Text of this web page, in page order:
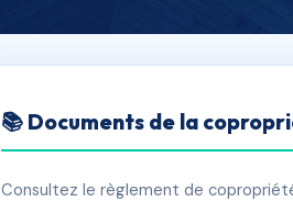
LE HAMEAU DE
📍 87 che de l'indiennerie 69370
📚 Documents de la
Consultez le règlement de